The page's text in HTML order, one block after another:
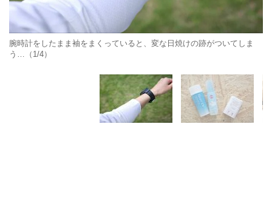
腕時計をしたまま袖をまくっていると、変な日焼けの跡がついてしま
う…（1/4）